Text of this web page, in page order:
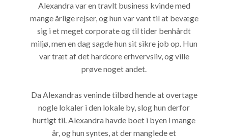
Alexandra var en travlt business kvinde med
mange årlige rejser, og hun var vant til at bevæge
sig i et meget corporate og til tider benhårdt
miljø, men en dag sagde hun sit sikre job op. Hun
var træt af det hardcore erhvervsliv, og ville
prøve noget andet.
Da Alexandras veninde tilbød hende at overtage
nogle lokaler i den lokale by, slog hun derfor
hurtigt til. Alexandra havde boet i byen i mange
år, og hun syntes, at der manglede et